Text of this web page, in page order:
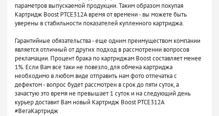
параметров выпускаемой продукции. Таким образом покупая
Картридж Boost PTCE312A время от времени - вы можете быть
уверены в стабильности показателей купленного картриджа.
Гарантийные обязательства - еще одним преимуществом компании
является отличный от других подход в рассмотрении вопросов
рекламации. Процент брака по картриджам Boost составляет менее
1%. Если Вам все таки не повезло, для обмена картриджа
необходимо в любом виде отправить нам фото отпечатка с
дефектом - вопрос будет рассмотрен в срок до пяти суток, а
зачастую это время не превышает 1 суток и на следующий день
курьер доставит Вам новый Картридж Boost PTCE312A
#ВегаКартридж